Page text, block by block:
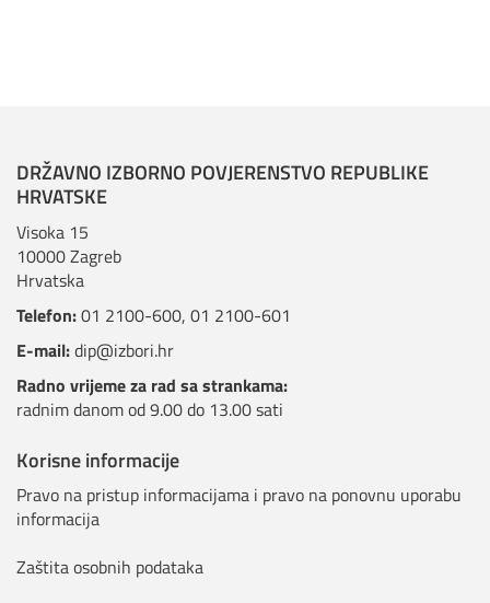
DRŽAVNO IZBORNO POVJERENSTVO REPUBLIKE
HRVATSKE
Visoka 15
10000 Zagreb
Hrvatska
Telefon:01 2100-600, 01 2100-601
E-mail:dip@izbori.hr
Radno vrijeme za rad sa strankama:
radnim danom od 9.00 do 13.00 sati
Korisne informacije
Pravo na pristup informacijama i pravo na ponovnu uporabu
informacija
Zaštita osobnih podataka